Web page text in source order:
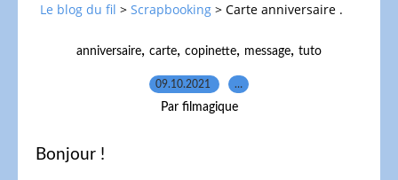
Le blog du fil > Scrapbooking > Carte anniversaire .
anniversaire, carte, copinette, message, tuto
09.10.2021 …
Par filmagique
Bonjour !